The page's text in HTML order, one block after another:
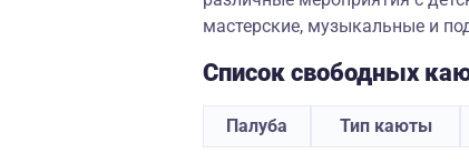
мастерские, музыкальные и
Список свободных
Палуба Тип каюты